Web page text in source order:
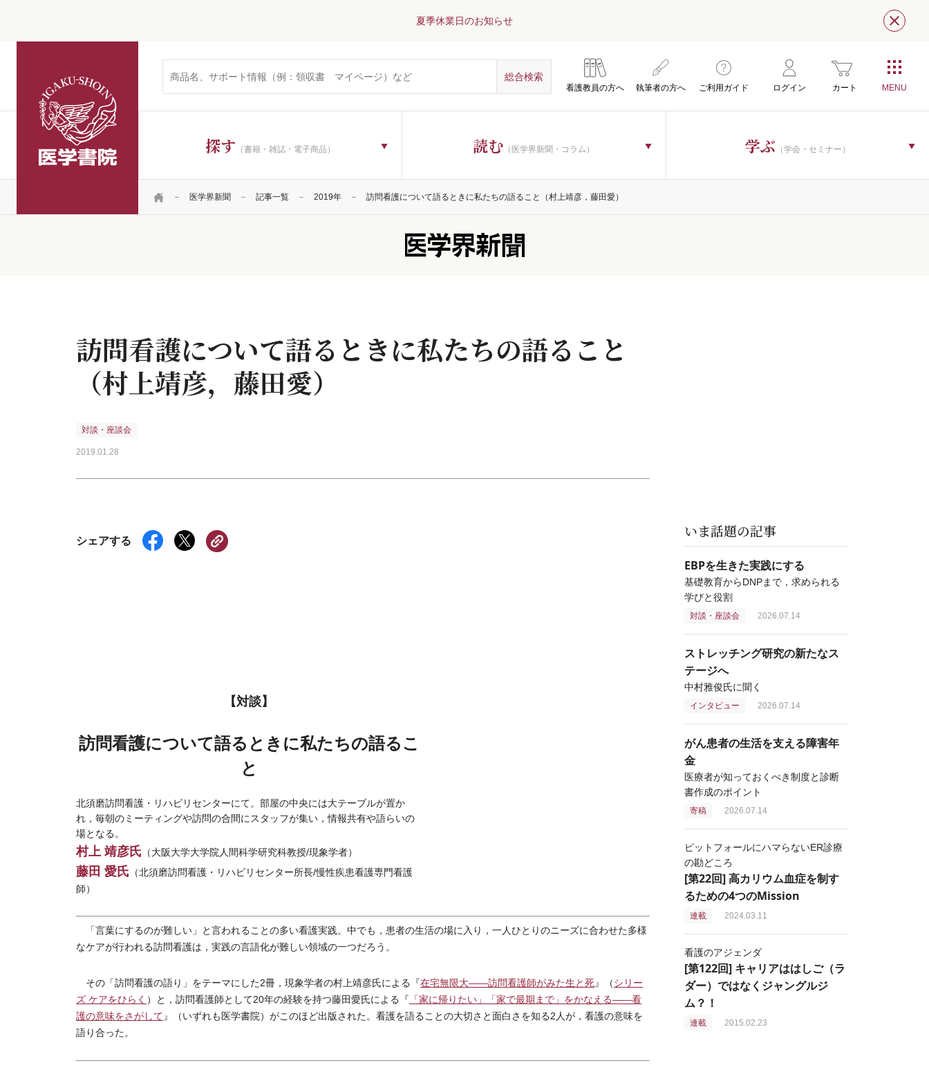
夏季休業日のお知らせ 閉じ
看護教員の方へ 執筆者の方へ ご利用ガイド ログイン カート
探す （書籍・雑誌・電子商品） 読む （医学界新聞・コラム） 学ぶ （学会・セミナー）
HOME 医学界新聞 記事一覧 2019年 訪問看護について語るときに私たちの語ること（村上靖彦，藤田愛）
訪問看護について語るときに私たちの語ること
（村上靖彦，藤田愛）
対談・座談会
2019.01.28
シェアする
【対談】
訪問看護について語るときに私たちの語るこ
と
北須磨訪問看護・リハビリセンターにて。部屋の中央には大テーブルが置か
れ，毎朝のミーティングや訪問の合間にスタッフが集い，情報共有や語らいの
場となる。
村上 靖彦氏 （大阪大学大学院人間科学研究科教授/現象学者）
藤田 愛氏 （北須磨訪問看護・リハビリセンター所長/慢性疾患看護専門看護
師）
「言葉にするのが難しい」と言われることの多い看護実践。中でも，患者の生活の場に入り，一人ひとりのニーズに合わせた多様
なケアが行われる訪問看護は，実践の言語化が難しい領域の一つだろう。
その「訪問看護の語り」をテーマにした2冊，現象学者の村上靖彦氏による『在宅無限大――訪問看護師がみた生と死』（シリー
ズ ケアをひらく ）と，訪問看護師として20年の経験を持つ藤田愛氏による『 「家に帰りたい」「家で最期まで」をかなえる――看
護の意味をさがして 』（いずれも医学書院）がこのほど出版された。看護を語ることの大切さと面白さを知る2人が，看護の意味を
語り合った。
いま話題の記事
EBPを生きた実践にする
基礎教育からDNPまで，求められる
学びと役割
対談・座談会 2026.07.14
ストレッチング研究の新たなス
テージへ
中村雅俊氏に聞く
インタビュー 2026.07.14
がん患者の生活を支える障害年
金
医療者が知っておくべき制度と診断
書作成のポイント
寄稿 2026.07.14
ピットフォールにハマらないER診療
の勘どころ
[第22回] 高カリウム血症を制す
るための4つのMission
連載 2024.03.11
看護のアジェンダ
[第122回] キャリアははしご（ラ
ダー）ではなくジャングルジ
ム？！
連載 2015.02.23